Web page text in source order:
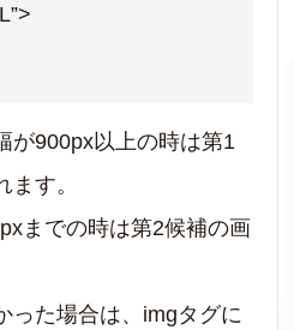
が900px以上の時は第1
す。
までの時は第2候補の画
った場合は、imgタグに